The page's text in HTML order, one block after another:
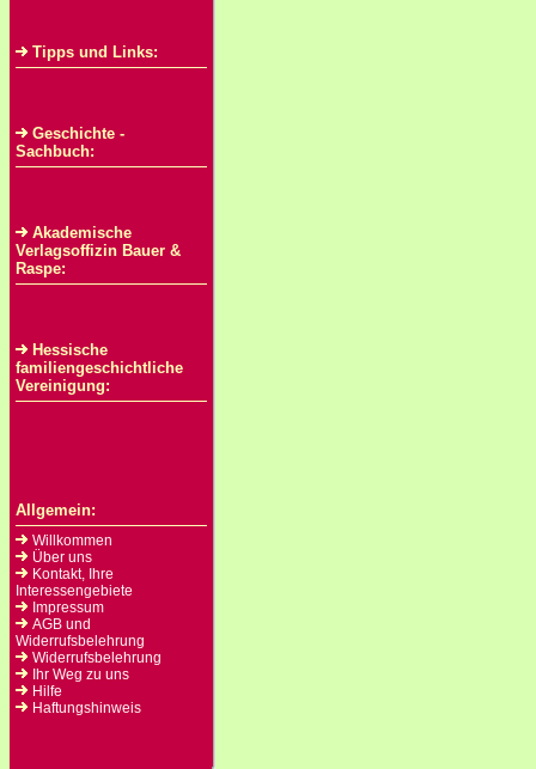
Tipps und Links:
Geschichte -
Sachbuch:
Akademische
Verlagsoffizin Bauer &
Raspe:
Hessische
familiengeschichtliche
Vereinigung:
Allgemein:
Willkommen
Über uns
Kontakt, Ihre
Interessengebiete
Impressum
AGB und
Widerrufsbelehrung
Widerrufsbelehrung
Ihr Weg zu uns
Hilfe
Haftungshinweis